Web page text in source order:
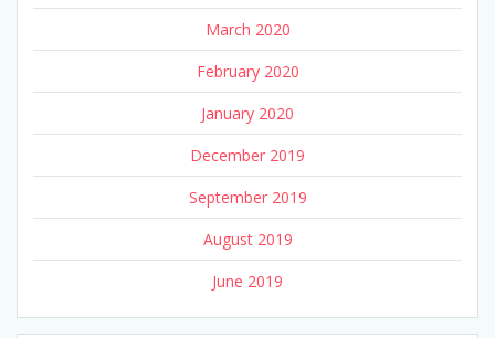
March 2020
February 2020
January 2020
December 2019
September 2019
August 2019
June 2019